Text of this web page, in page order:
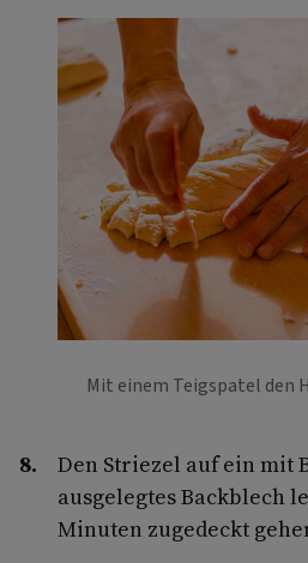
Mit einem Teigspatel den
Den Striezel auf ein mit
ausgelegtes Backblech
Minuten zugedeckt